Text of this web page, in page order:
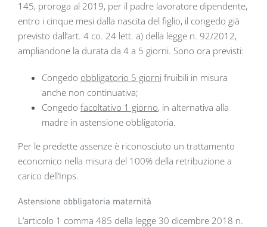
145, proroga al 2019, per il padre lavoratore dipendente,
entro i cinque mesi dalla nascita del figlio, il congedo già
previsto dall’art. 4 co. 24 lett. a) della legge n. 92/2012,
ampliandone la durata da 4 a 5 giorni. Sono ora previsti:
Congedo obbligatorio 5 giorni fruibili in misura
anche non continuativa;
Congedo facoltativo 1 giorno, in alternativa alla
madre in astensione obbligatoria.
Per le predette assenze è riconosciuto un trattamento
economico nella misura del 100% della retribuzione a
carico dell’Inps.
Astensione obbligatoria maternità
L’articolo 1 comma 485 della legge 30 dicembre 2018 n.